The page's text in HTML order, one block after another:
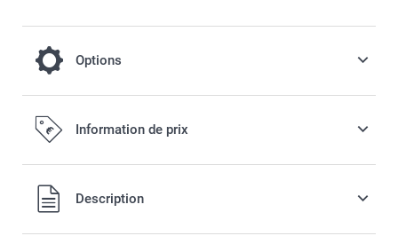
Options
Garnissez vos boîtes de délicieux bonbons
15,99 / pièce
Information de prix
Tous les prix sont en EURO (€), TVA incluse et hors frais de
port.
Description